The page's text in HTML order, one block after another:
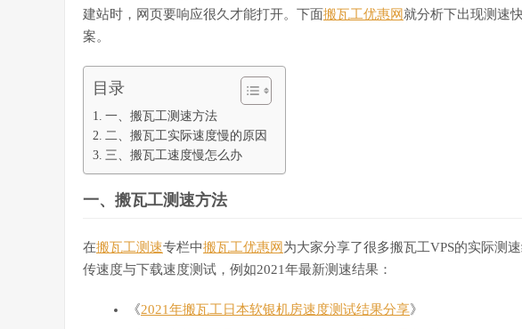
建站时，网页要响应很久才能打开。下面搬瓦工优惠网 就分析下出现测速
案。
目录
一、搬瓦工测速方法
二、搬瓦工实际速度慢的原因
三、搬瓦工速度慢怎么办
一、搬瓦工测速方法
在搬瓦工测速专栏中搬瓦工优惠网 为大家分享了很多搬瓦工VPS的实际测
传速度与下载速度测试，例如2021年最新测速结果：
《2021年搬瓦工日本软银机房速度测试结果分享》